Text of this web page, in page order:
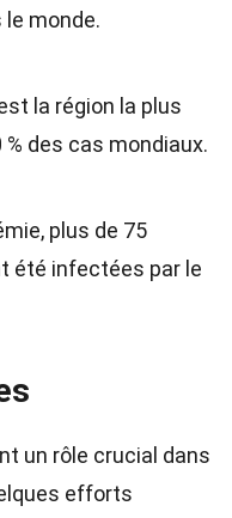
monde.
la région la plus
des cas mondiaux.
plus de 75
été infectées par le
un rôle crucial dans
efforts